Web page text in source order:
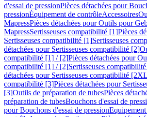
d'essai de pressionPièces détachées pour
pressionÉquipement de contrôleAccessoires
MapressPièces détachées pour Outils pour
MapressSertisseuses compatibilité [1]Pièces
Sertisseuses compatibilité [1]Sertisseuses
détachées pour Sertisseuses compatibilité [2]
compatibilité [1] / [2]Pièces détachées pour
compatibilité [1] / [2]Sertisseuses
détachées pour Sertisseuses compatibilité
compatibilité [3]Pièces détachées pour
[3]Outils de préparation de tubesPièces
préparation de tubesBouchons d'essai de
pour Bouchons d'essai de pression